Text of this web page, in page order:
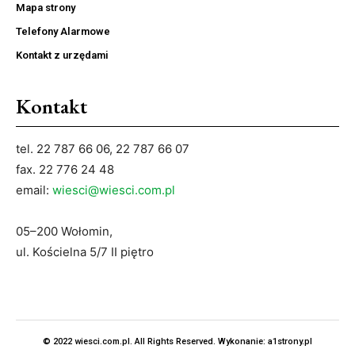
Mapa strony
Telefony Alarmowe
Kontakt z urzędami
Kontakt
tel. 22 787 66 06, 22 787 66 07
fax. 22 776 24 48
email: wiesci@wiesci.com.pl
05–200 Wołomin,
ul. Kościelna 5/7 II piętro
© 2022 wiesci.com.pl. All Rights Reserved. Wykonanie: a1strony.pl